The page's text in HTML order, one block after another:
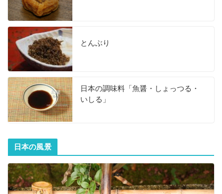
とんぶり
日本の調味料「魚醤・しょっつる・
いしる」
日本の風景